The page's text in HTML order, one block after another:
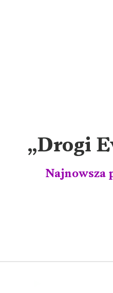
„Drogi
Najnowsza